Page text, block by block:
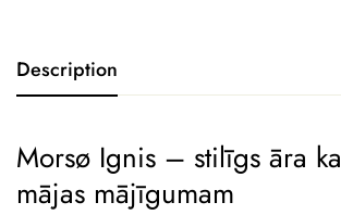
Description
Morsø Ignis – stilīgs āra
mājas mājīgumam